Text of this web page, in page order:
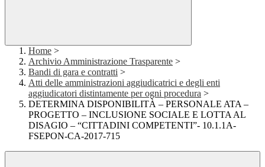
Home >
Archivio Amministrazione Trasparente >
Bandi di gara e contratti >
Atti delle amministrazioni aggiudicatrici e degli enti
aggiudicatori distintamente per ogni procedura >
DETERMINA DISPONIBILITÀ – PERSONALE ATA –
PROGETTO – INCLUSIONE SOCIALE E LOTTA AL
DISAGIO – “CITTADINI COMPETENTI”- 10.1.1A-
FSEPON-CA-2017-715